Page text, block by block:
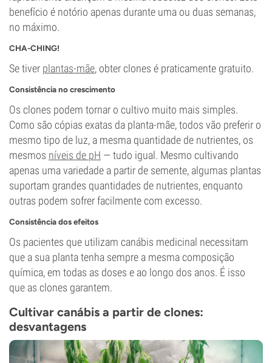
benefício é notório apenas durante uma ou duas semanas,
no máximo.
CHA-CHING!
Se tiver plantas-mãe, obter clones é praticamente gratuito.
Consistência no crescimento
Os clones podem tornar o cultivo muito mais simples.
Como são cópias exatas da planta-mãe, todos vão preferir o
mesmo tipo de luz, a mesma quantidade de nutrientes, os
mesmos níveis de pH — tudo igual. Mesmo cultivando
apenas uma variedade a partir de semente, algumas plantas
suportam grandes quantidades de nutrientes, enquanto
outras podem sofrer facilmente com excesso.
Consistência dos efeitos
Os pacientes que utilizam canábis medicinal necessitam
que a sua planta tenha sempre a mesma composição
química, em todas as doses e ao longo dos anos. É isso
que as clones garantem.
Cultivar canábis a partir de clones:
desvantagens